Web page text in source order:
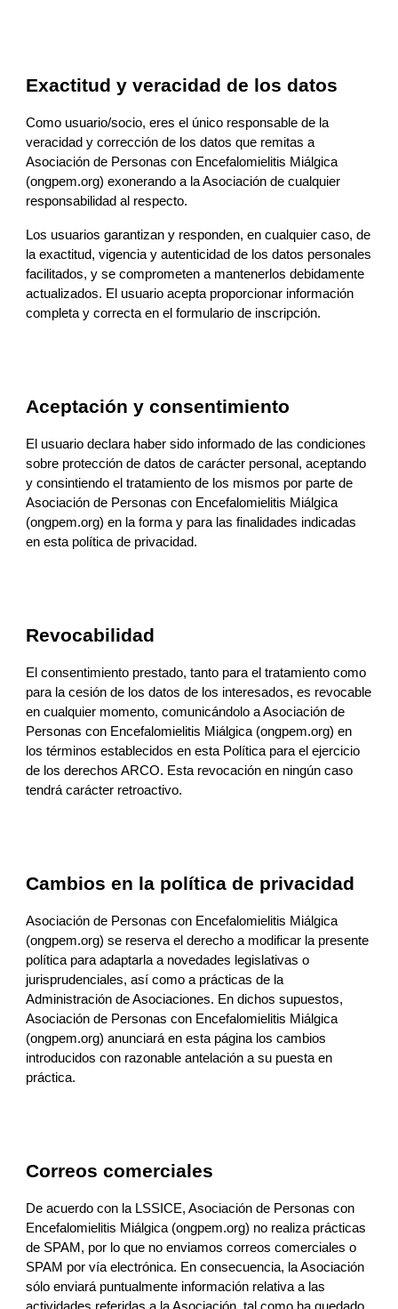
Exactitud y veracidad de los datos
Como usuario/socio, eres el único responsable de la
Asociación de Personas con Encefalomielitis Miálgica
(ongpem.org) exonerando a la Asociación de cualquier
responsabilidad al respecto.
Los usuarios garantizan y responden, en cualquier caso, de
la exactitud, vigencia y autenticidad de los datos personales
facilitados, y se comprometen a mantenerlos debidamente
actualizados. El usuario acepta proporcionar información
completa y correcta en el formulario de inscripción.
Aceptación y consentimiento
El usuario declara haber sido informado de las condiciones
sobre protección de datos de carácter personal, aceptando
Asociación de Personas con Encefalomielitis Miálgica
(ongpem.org) en la forma y para las finalidades indicadas
en esta política de privacidad.
Revocabilidad
El consentimiento prestado, tanto para el tratamiento como
para la cesión de los datos de los interesados, es revocable
en cualquier momento, comunicándolo a Asociación de
Personas con Encefalomielitis Miálgica (ongpem.org) en
los términos establecidos en esta Política para el ejercicio
de los derechos ARCO. Esta revocación en ningún caso
tendrá carácter retroactivo.
Cambios en la política de privacidad
Asociación de Personas con Encefalomielitis Miálgica
(ongpem.org) se reserva el derecho a modificar la presente
política para adaptarla a novedades legislativas o
Administración de Asociaciones
Asociación de Personas con Encefalomielitis Miálgica
(ongpem.org) anunciará en esta página los cambios
introducidos con razonable antelación a su puesta en
práctica.
Correos comerciales
De acuerdo con la LSSICE, Asociación de Personas con
Encefalomielitis Miálgica (ongpem.org) no realiza prácticas
de SPAM, por lo que no enviamos correos comerciales o
SPAM por vía electrónica. En consecuencia, la Asociación
sólo enviará puntualmente información relativa a las